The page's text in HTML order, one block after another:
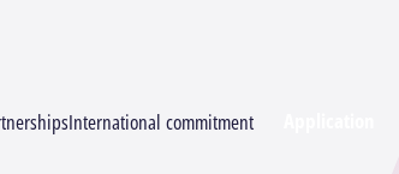
International commitment